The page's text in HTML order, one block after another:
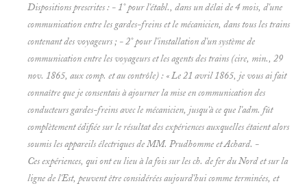
Dispositions prescrites : - 1° pour l'établ., dans un délai de 4 mois, d'une
communication entre les gardes-freins et le mécanicien, dans tous les trains
contenant des voyageurs ; - 2° pour l'installation d'un système de
communication entre les voyageurs et lesagents des trains (cire, min., 29
nov. 1865, aux comp. et au contrôle) : « Le 21 avril 1865, je vous ai fait
connaître que je consentais à ajourner la mise en communication des
conducteurs gardes-freins avec le mécanicien, jusqu'à ce que l'adm. fût
complètement édifiée sur le résultat des expériences auxquelles étaient alors
soumis les appareils électriques de MM. Prudhomme et Achard. -
Ces expériences, qui ont eu lieu à la fois sur les ch. de fer du Nord et sur la
ligne de l'Est, peuvent être considérées aujourd'hui comme terminées, et